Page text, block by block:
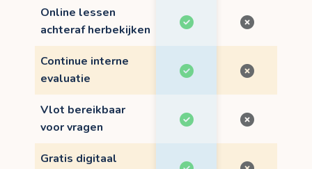
Online lessen
achteraf herbekijken
Continue interne
evaluatie
Vlot bereikbaar
voor vragen
Gratis digitaal